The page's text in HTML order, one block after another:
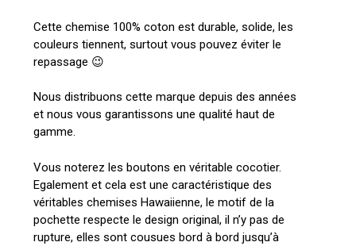
Cette chemise 100% coton est durable, solide, les
couleurs tiennent, surtout vous pouvez éviter le
repassage 😉
Nous distribuons cette marque depuis des années
et nous vous garantissons une qualité haut de
gamme.
Vous noterez les boutons en véritable cocotier.
Egalement et cela est une caractéristique des
véritables chemises Hawaiienne, le motif de la
pochette respecte le design original, il n’y pas de
rupture, elles sont cousues bord à bord jusqu’à